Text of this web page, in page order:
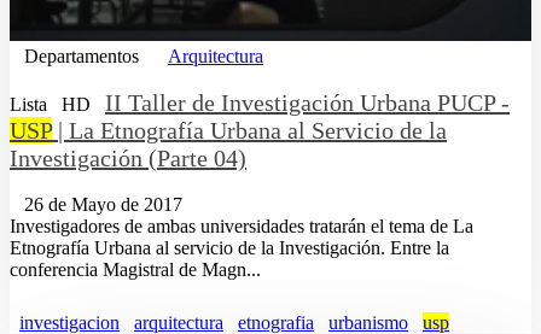
Departamentos Arquitectura
Lista HD
II Taller de Investigación Urbana PUCP -
USP| La Etnografía Urbana al Servicio de la
Investigación (Parte 04)
26 de Mayo de 2017
Investigadores de ambas universidades tratarán el tema de La
Etnografía Urbana al servicio de la Investigación. Entre la
conferencia Magistral de Magn...
investigacion arquitectura etnografia urbanismo usp